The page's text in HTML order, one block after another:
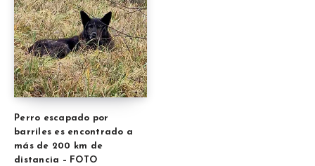
Perro escapado por
barriles es encontrado a
más de 200 km de
distancia – FOTO